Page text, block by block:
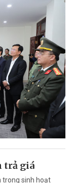
trả giá
trong sinh hoạt